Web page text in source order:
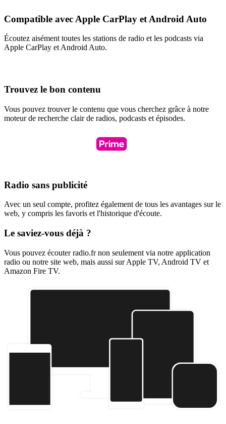
Compatible avec Apple CarPlay et Android Auto
Écoutez aisément toutes les stations de radio et les podcasts via
Apple CarPlay et Android Auto.
Trouvez le bon contenu
Vous pouvez trouver le contenu que vous cherchez grâce à notre
moteur de recherche clair de radios, podcasts et épisodes.
Radio sans publicité
Avec un seul compte, profitez également de tous les avantages sur le
web, y compris les favoris et l'historique d'écoute.
Le saviez-vous déjà ?
Vous pouvez écouter radio.fr non seulement via notre application
radio ou notre site web, mais aussi sur Apple TV, Android TV et
Amazon Fire TV.